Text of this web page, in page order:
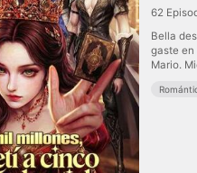
62
Bella
gaste
Mario.